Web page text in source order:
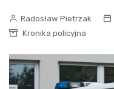
Radosław Pietrzak
Kronika policyjna